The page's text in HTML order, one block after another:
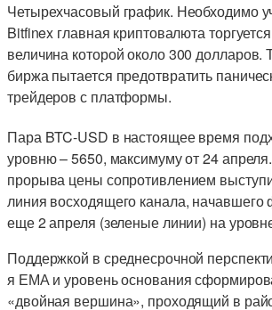
Четырехчасовый график. Необходимо
Bitfinex главная криптовалюта
величина которой около 300 долларов.
биржа пытается предотвратить
трейдеров с платформы.
Пара BTC-USD в настоящее время
уровню – 5650, максимуму от 24
прорыва цены сопротивлением
линия восходящего канала, начавшего
еще 2 апреля (зеленые линии) на
Поддержкой в среднесрочной
я ЕМА и уровень основания
«двойная вершина», проходящий в